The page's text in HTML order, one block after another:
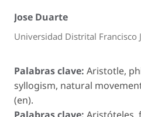
Jose Duarte
Universidad Distrital Francisco
Palabras clave: Aristotle,
syllogism, natural
(en).